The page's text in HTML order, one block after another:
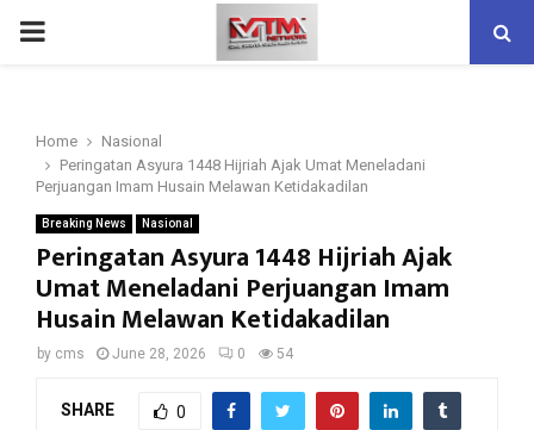
PRIMARY
Home
Nasional
Peringatan Asyura 1448 Hijriah Ajak Umat Meneladani
Perjuangan Imam Husain Melawan Ketidakadilan
Breaking News Nasional
Peringatan Asyura 1448 Hijriah Ajak
Umat Meneladani Perjuangan Imam
Husain Melawan Ketidakadilan
by cms June 28, 2026 0 54
SHARE 0